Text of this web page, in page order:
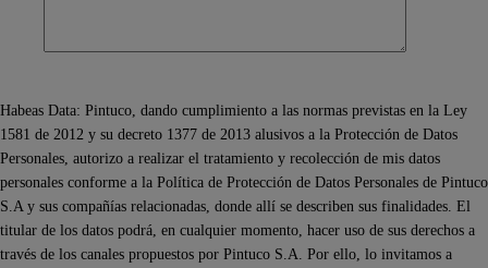
Habeas Data: Pintuco, dando cumplimiento a las normas previstas en la Ley
1581 de 2012 y su decreto 1377 de 2013 alusivos a la Protección de Datos
Personales, autorizo a realizar el tratamiento y recolección de mis datos
personales conforme a la Política de Protección de Datos Personales de Pintuco
S.A y sus compañías relacionadas, donde allí se describen sus finalidades. El
titular de los datos podrá, en cualquier momento, hacer uso de sus derechos a
través de los canales propuestos por Pintuco S.A. Por ello, lo invitamos a